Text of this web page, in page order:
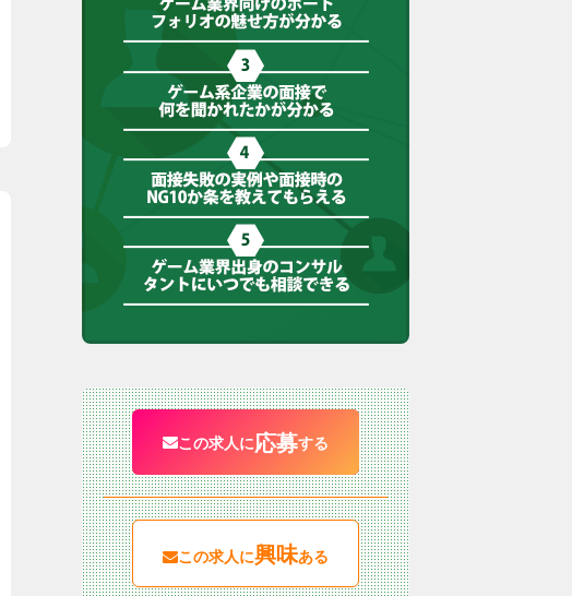
この求人に応募する
この求人に興味ある